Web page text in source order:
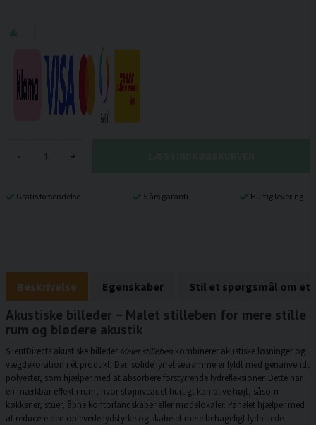
- +
Gratis forsendelse 5 års garanti Hurtig levering
Beskrivelse Egenskaber Stil et spørgsmål om et
Akustiske billeder – Malet stilleben for mere stille
rum og blødere akustik
SilentDirects akustiske billeder Malet stilleben kombinerer akustiske løsninger og
vægdekoration i ét produkt. Den solide fyrretræsramme er fyldt med genanvendt
polyester, som hjælper med at absorbere forstyrrende lydrefleksioner. Dette har
en mærkbar effekt i rum, hvor støjniveauet hurtigt kan blive højt, såsom
køkkener, stuer, åbne kontorlandskaber eller mødelokaler. Panelet hjælper med
at reducere den oplevede lydstyrke og skabe et mere behageligt lydbillede.